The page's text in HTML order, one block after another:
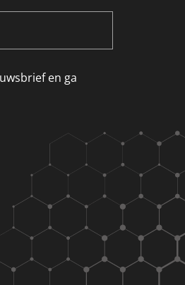
en ga